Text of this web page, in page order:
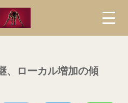
、ローカル増加の傾